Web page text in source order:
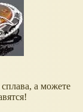
а можете